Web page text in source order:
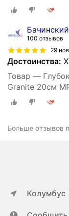
100 отзывов
29
Достоинства:
Товар —
Granite 20см
Больше отзывов
Колумбус